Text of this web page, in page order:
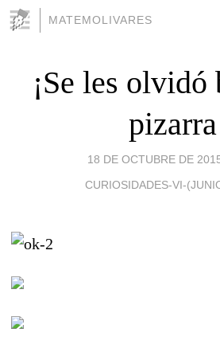
MATEMOLIVARES
¡Se les olvidó
18 DE OCTUBRE DE
CURIOSIDADES-VI-